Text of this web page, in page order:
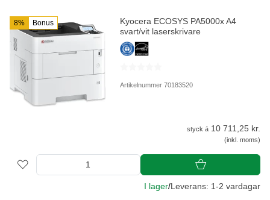
8% Bonus
Kyocera ECOSYS PA5000x A4
svart/vit laserskrivare
Artikelnummer 70183520
styck á 10 711,25 kr.
(inkl. moms)
I lager/Leverans: 1-2 vardagar